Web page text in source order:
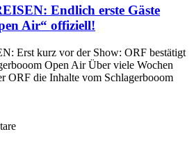
Endlich erste Gäste
Air“ offiziell!
Erst kurz vor der Show: ORF bestätigt
Open Air Über viele Wochen
ORF die Inhalte vom Schlagerbooom